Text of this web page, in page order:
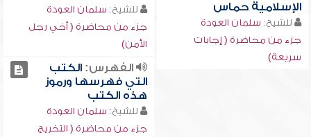
الإسلامية حماس
للشيخ: سلمان العودة
جزء من محاضرة ( إجابات
سريعة)
للشيخ: سلمان العودة
جزء من محاضرة ( أخي رجل
الأمن)
الفهرس:الكتب
التي فهرسها ورموز
هذه الكتب
للشيخ: سلمان العودة
جزء من محاضرة ( التخريج